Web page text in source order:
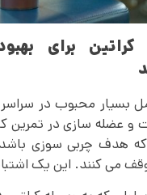
کراتین برای
بسیار محبوب در
و عضله سازی در تمرین
هدف چربی سوزی باشد
می کنند. این یک